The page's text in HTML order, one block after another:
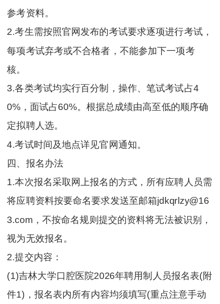
参考资料。
2.考生需按照官网发布的考试要求逐项进行考试，
每项考试弃考或不合格者，不能参加下一项考
核。
3.各类考试均实行百分制，操作、笔试考试占4
0%，面试占60%。根据总成绩由高至低的顺序确
定拟聘人选。
4.考试时间及地点详见官网通知。
四、报名办法
1.本次报名采取网上报名的方式，所有应聘人员需
将应聘资料按要命名要求发送至邮箱jdkqrlzy@16
3.com，不按命名规则提交的资料将无法被识别，
视为无效报名。
2.提交内容：
(1)吉林大学口腔医院2026年聘用制人员报名表(附
件1)，报名表内所有内容均须填写(重点注意手动